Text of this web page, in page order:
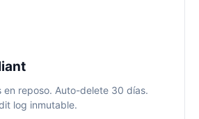
en reposo. Auto-delete 30 días.
log inmutable.